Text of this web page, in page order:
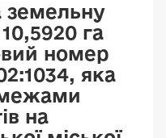
земельну
га
номер
яка
на